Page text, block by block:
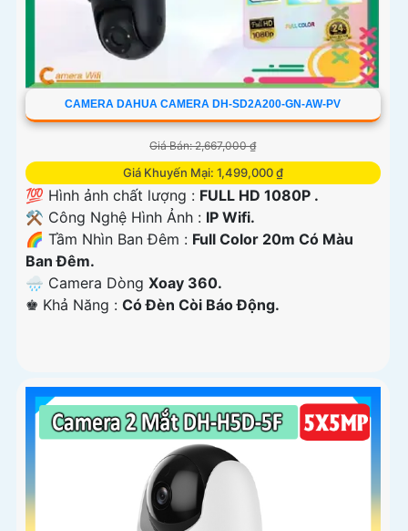
CAMERA DAHUA CAMERA DH-SD2A200-GN-AW-PV
Giá Bán: 2,667,000 ₫
Giá Khuyến Mại: 1,499,000 ₫
💯 Hình ảnh chất lượng : FULL HD 1080P .
⚒ Công Nghệ Hình Ảnh : IP Wifi.
🌈 Tầm Nhìn Ban Đêm : Full Color 20m Có Màu
Ban Đêm.
🌧️ Camera Dòng Xoay 360.
️♚ Khả Năng : Có Đèn Còi Báo Động.